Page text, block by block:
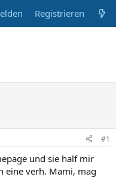
Registrieren
#1
und sie half mir
eine verh. Mami, mag